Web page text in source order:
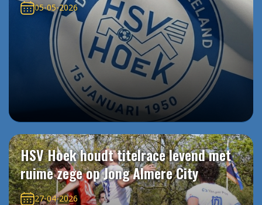
05-05-2026
HSV Hoek houdt titelrace levend met
ruime zege op Jong Almere City
27-04-2026